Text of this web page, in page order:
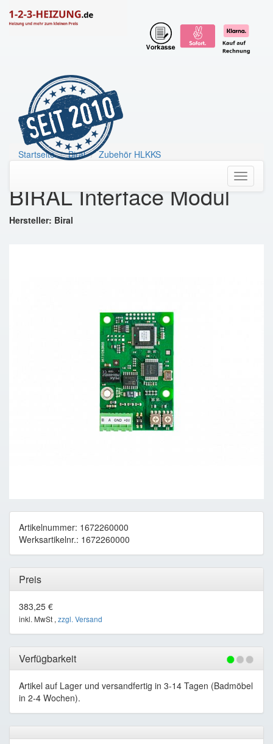
Toggle
Startseite Biral
Zubehör HLKKS
BIRAL Interface Modul
Hersteller: Biral
Artikelnummer: 1672260000
Werksartikelnr.: 1672260000
Preis
383,25 €
inkl. MwSt , zzgl. Versand
Verfügbarkeit
Artikel auf Lager und versandfertig in 3-14 Tagen (Badmöbel
in 2-4 Wochen).